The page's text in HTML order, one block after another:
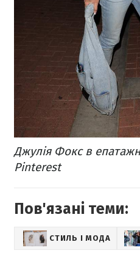
Джулія Фокс в
Pinterest
Пов'язані теми:
СТИЛЬ І МОДА